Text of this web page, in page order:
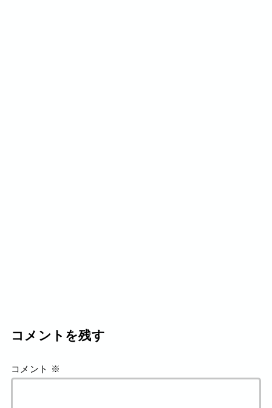
コメントを残す
コメント ※